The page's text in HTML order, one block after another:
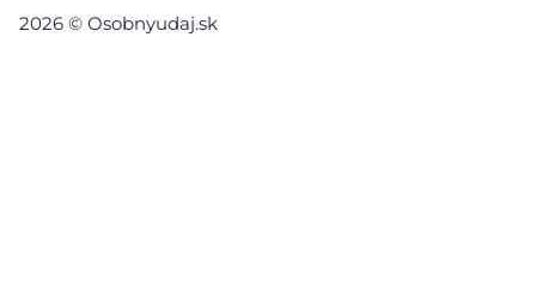
2026 © Osobnyudaj.sk